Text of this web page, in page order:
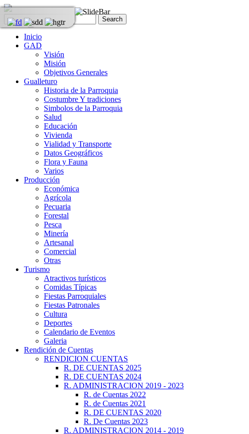
Inicio
GAD
Visión
Misión
Objetivos Generales
Gualleturo
Historia de la Parroquia
Costumbre Y tradiciones
Simbolos de la Parroquia
Salud
Educación
Vivienda
Vialidad y Transporte
Datos Geográficos
Flora y Fauna
Varios
Producción
Económica
Agrícola
Pecuaria
Forestal
Pesca
Minería
Artesanal
Comercial
Otras
Turismo
Atractivos turísticos
Comidas Típicas
Fiestas Parroquiales
Fiestas Patronales
Cultura
Deportes
Calendario de Eventos
Galeria
Rendición de Cuentas
RENDICION CUENTAS
R. DE CUENTAS 2025
R. DE CUENTAS 2024
R. ADMINISTRACION 2019 - 2023
R. de Cuentas 2022
R. de Cuentas 2021
R. DE CUENTAS 2020
R. De Cuentas 2023
R. ADMINISTRACION 2014 - 2019